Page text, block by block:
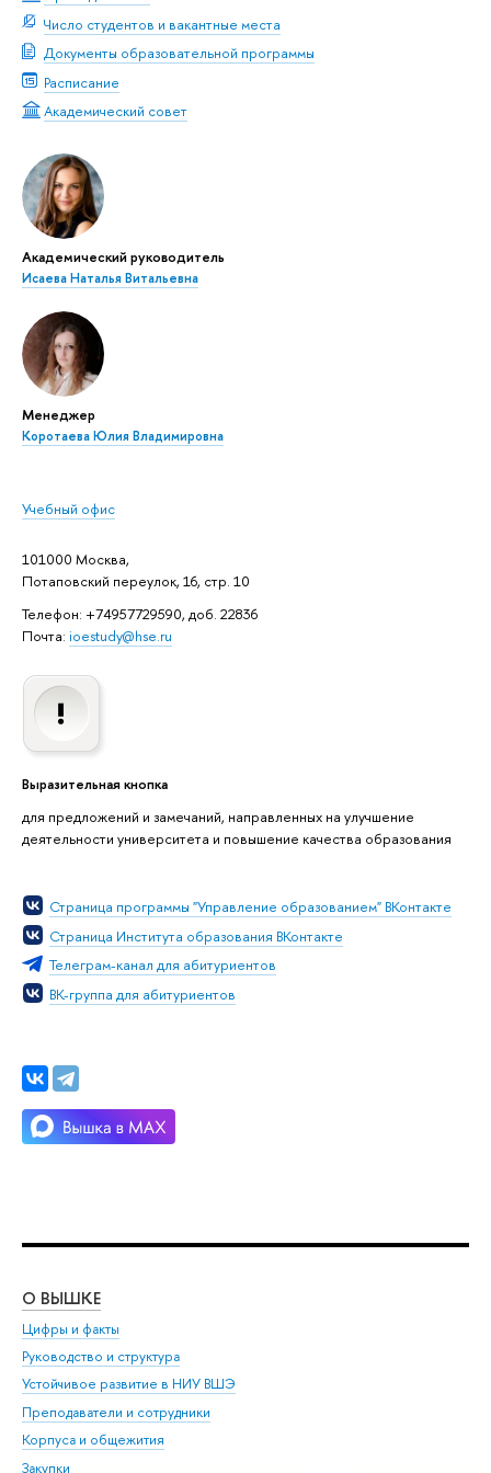
Число студентов и вакантные места
Документы образовательной программы
Расписание
Академический совет
Академический руководитель
Исаева Наталья Витальевна
Менеджер
Коротаева Юлия Владимировна
Учебный офис
101000 Москва,
Потаповский переулок, 16, стр. 10
Телефон: +74957729590, доб. 22836
Почта: ioestudy@hse.ru
Выразительная кнопка
для предложений и замечаний, направленных на улучшение
деятельности университета и повышение качества образования
Страница программы "Управление образованием" ВКонтакте
Страница Института образования ВКонтакте
Телеграм-канал для абитуриентов
ВК-группа для абитуриентов
О ВЫШКЕ
Цифры и факты
Руководство и структура
Устойчивое развитие в НИУ ВШЭ
Преподаватели и сотрудники
Корпуса и общежития
Закупки